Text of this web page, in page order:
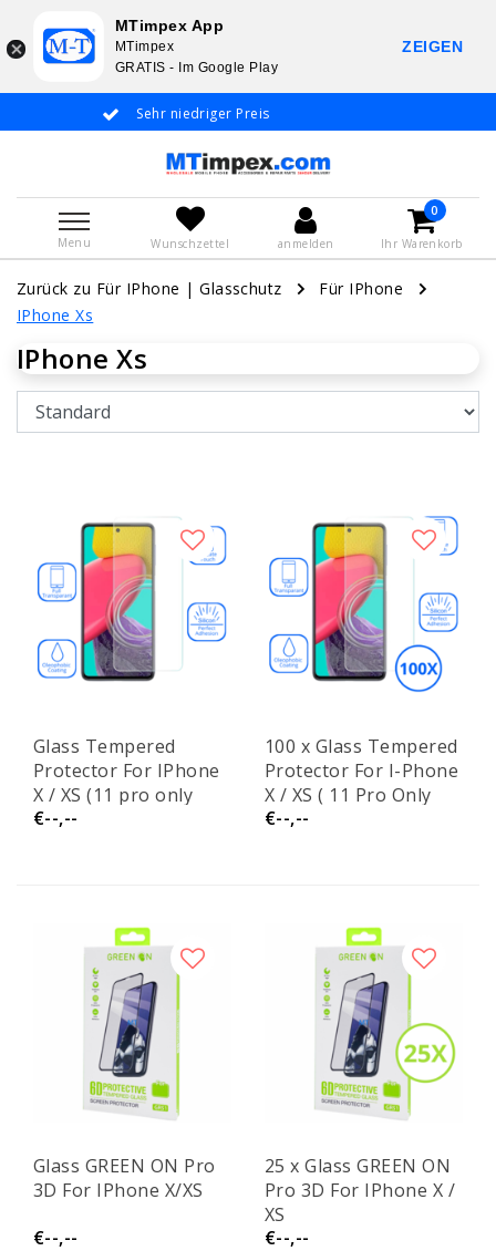
Sehr niedriger Preis
Menu Wunschzettel anmelden
0
Ihr Warenkorb
Zurück zu Für IPhone |Glasschutz
Für IPhone
IPhone Xs
IPhone Xs
Glass Tempered
Protector For IPhone
X / XS (11 pro only
temepered)
€--,--
100 x Glass Tempered
Protector For I-Phone
X / XS ( 11 Pro Only
Temepered Glass)
€--,--
Glass GREEN ON Pro
3D For IPhone X/XS
€--,--
25 x Glass GREEN ON
Pro 3D For IPhone X /
XS
€--,--
MTimpex App
MTimpex
GRATIS - Im Google Play
ZEIGEN